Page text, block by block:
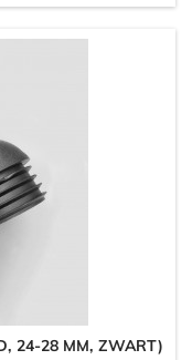
24-28 MM, ZWART)